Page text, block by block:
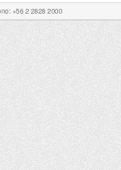
+56 2 2828 2000